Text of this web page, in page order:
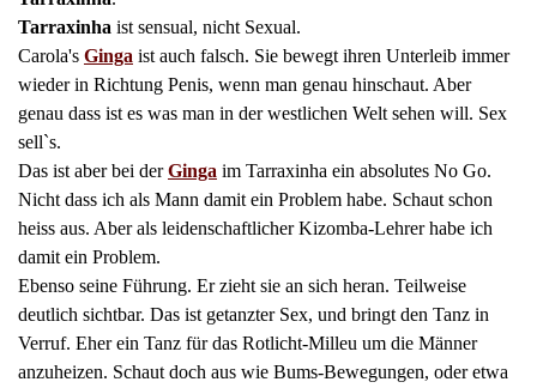
Tarraxinha ist sensual, nicht Sexual.
Carola's Ginga ist auch falsch. Sie bewegt ihren Unterleib immer
wieder in Richtung Penis, wenn man genau hinschaut. Aber
genau dass ist es was man in der westlichen Welt sehen will. Sex
sell`s.
Das ist aber bei derGinga im Tarraxinha ein absolutes No Go.
Nicht dass ich als Mann damit ein Problem habe. Schaut schon
heiss aus. Aber als leidenschaftlicher Kizomba-Lehrer habe ich
damit ein Problem.
Ebenso seine Führung. Er zieht sie an sich heran. Teilweise
deutlich sichtbar. Das ist getanzter Sex, und bringt den Tanz in
Verruf. Eher ein Tanz für das Rotlicht-Milleu um die Männer
anzuheizen. Schaut doch aus wie Bums-Bewegungen, oder etwa